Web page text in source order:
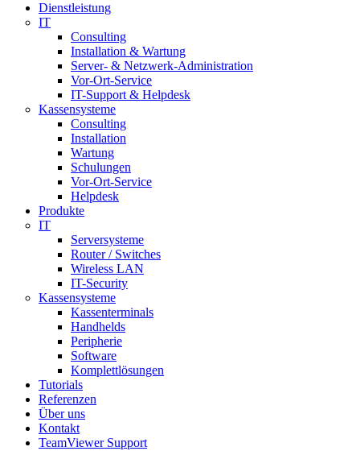
Dienstleistung
IT
Consulting
Installation & Wartung
Server- & Netzwerk-Administration
Vor-Ort-Service
IT-Support & Helpdesk
Kassensysteme
Consulting
Installation
Wartung
Schulungen
Vor-Ort-Service
Helpdesk
Produkte
IT
Serversysteme
Router / Switches
Wireless LAN
IT-Security
Kassensysteme
Kassenterminals
Handhelds
Peripherie
Software
Komplettlösungen
Tutorials
Referenzen
Über uns
Kontakt
TeamViewer Support